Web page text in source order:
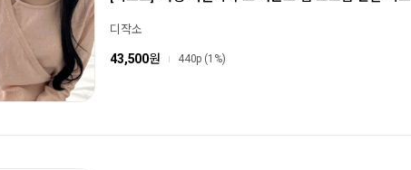
디작소
43,500원 440p (1%)